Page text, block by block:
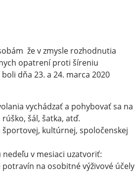
že v zmysle rozhodnutia
opatrení proti šíreniu
dňa 23. a 24. marca 2020
vychádzať a pohybovať sa na
šál, šatka, atď.
kultúrnej, spoločenskej
v mesiaci uzatvoriť:
na osobitné výživové účely